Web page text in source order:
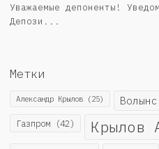
Уважаемые депоненты!
Депози...
Метки
Александр Крылов (25)
Газпром (42) Крылов